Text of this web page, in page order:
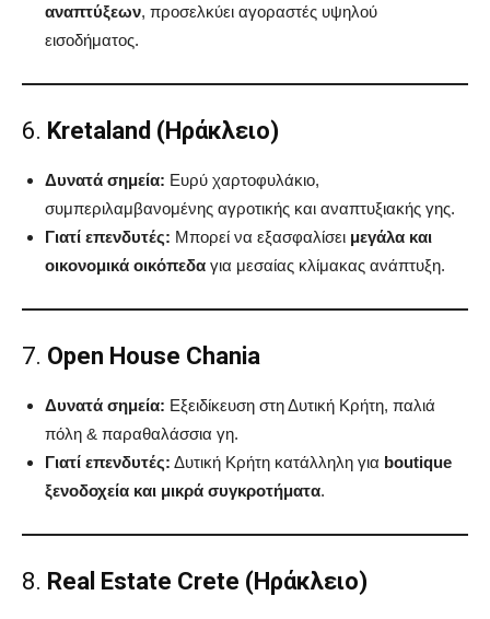
αναπτύξεων, προσελκύει αγοραστές υψηλού
εισοδήματος.
6. Kretaland (Ηράκλειο)
Δυνατά σημεία: Ευρύ χαρτοφυλάκιο,
συμπεριλαμβανομένης αγροτικής και αναπτυξιακής γης.
Γιατί επενδυτές: Μπορεί να εξασφαλίσει μεγάλα και
οικονομικά οικόπεδα για μεσαίας κλίμακας ανάπτυξη.
7. Open House Chania
Δυνατά σημεία: Εξειδίκευση στη Δυτική Κρήτη, παλιά
πόλη & παραθαλάσσια γη.
Γιατί επενδυτές: Δυτική Κρήτη κατάλληλη για boutique
ξενοδοχεία και μικρά συγκροτήματα.
8. Real Estate Crete (Ηράκλειο)